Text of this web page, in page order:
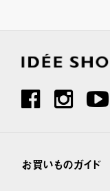
お買いものガイド